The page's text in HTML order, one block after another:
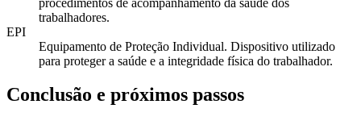
trabalhadores.
EPI
Equipamento de Proteção Individual. Dispositivo utilizado
para proteger a saúde e a integridade física do trabalhador.
Conclusão e próximos passos